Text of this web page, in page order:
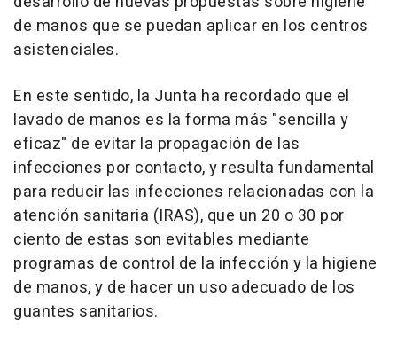
de manos que se puedan aplicar en los centros
asistenciales.
En este sentido, la Junta ha recordado que el
lavado de manos es la forma más "sencilla y
eficaz" de evitar la propagación de las
infecciones por contacto, y resulta fundamental
para reducir las infecciones relacionadas con la
atención sanitaria (IRAS), que un 20 o 30 por
ciento de estas son evitables mediante
programas de control de la infección y la higiene
de manos, y de hacer un uso adecuado de los
guantes sanitarios.